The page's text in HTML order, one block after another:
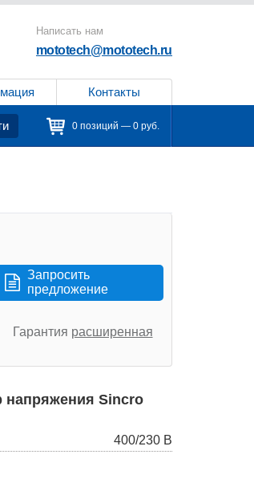
Написать нам
mototech@mototech.ru
Контакты
0 позиций — 0 руб.
Запросить
предложение
Гарантия расширенная
напряжения Sincro
400/230 В